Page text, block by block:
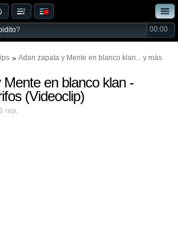
? 00:00
Adan zapata y Mente en blanco klan... y más
en blanco klan -
(Videoclip)
rep.